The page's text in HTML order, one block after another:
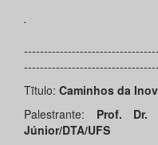
.
Tĩtulo: Caminhos da
Palestrante: Prof. Dr.
Júnior/DTA/UFS